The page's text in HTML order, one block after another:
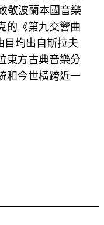
敬波蘭本國音樂
的《第九交響曲
目均出自斯拉夫
東方古典音樂分
和今世橫跨近一